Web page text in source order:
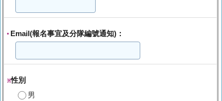
* Email(報名事宜及分隊編號通知)：
※性別
男